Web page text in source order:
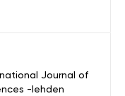
Journal of
-lehden